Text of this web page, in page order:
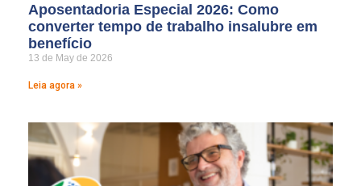
Aposentadoria Especial 2026: Como
converter tempo de trabalho insalubre em
benefício
13 de May de 2026
Leia agora »